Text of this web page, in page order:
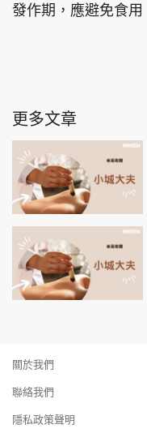
發作期，應避免食用
更多文章
關於我們
聯絡我們
隱私政策聲明